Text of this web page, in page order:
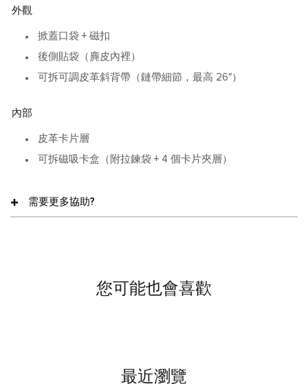
外觀
掀蓋口袋 + 磁扣
後側貼袋（麂皮內裡）
可拆可調皮革斜背帶（鏈帶細節，最高 26″）
內部
皮革卡片層
可拆磁吸卡盒（附拉鍊袋 + 4 個卡片夾層）
需要更多協助?
您可能也會喜歡
最近瀏覽